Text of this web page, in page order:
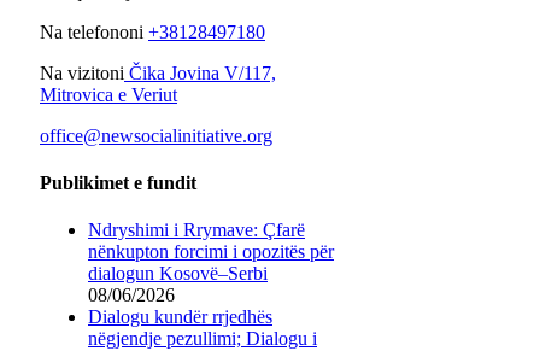
Na telefononi +38128497180
Na vizitoni Čika Jovina V/117,
Mitrovica e Veriut
office@newsocialinitiative.org
Publikimet e fundit
Ndryshimi i Rrymave: Çfarë
nënkupton forcimi i opozitës për
dialogun Kosovë–Serbi
08/06/2026
Dialogu kundër rrjedhës
nëgjendje pezullimi; Dialogu i